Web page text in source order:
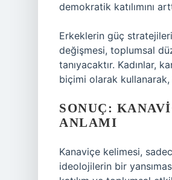
demokratik katılımını
Erkeklerin güç
değişmesi, toplumsal
tanıyacaktır. Kadınlar,
biçimi olarak
SONUÇ:
ANLAMI
Kanaviçe kelimesi,
ideolojilerin bir